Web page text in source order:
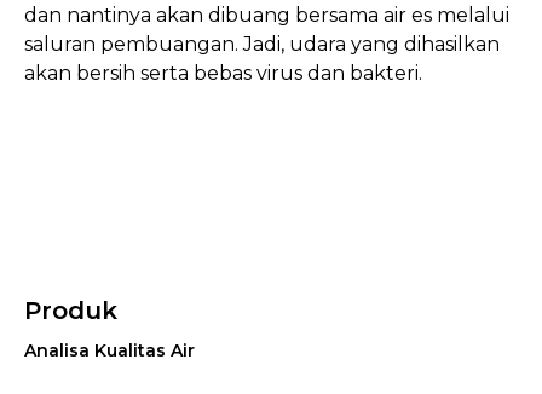
dan nantinya akan dibuang bersama air es melalui
saluran pembuangan. Jadi, udara yang dihasilkan
akan bersih serta bebas virus dan bakteri.
Produk
Analisa Kualitas Air